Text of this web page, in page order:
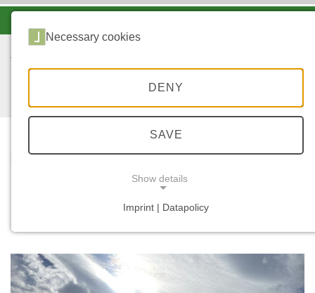
START ... KLIMA
Necessary cookies
DENY
SAVE
Show details
Imprint | Datapolicy